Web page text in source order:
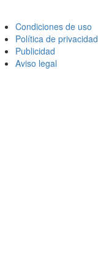
Condiciones de uso
Política de privacidad
Publicidad
Aviso legal